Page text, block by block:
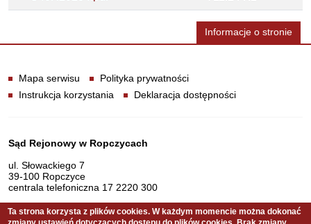
Informacje o stronie
Mapa serwisu
Polityka prywatności
Instrukcja korzystania
Deklaracja dostępności
Dane teleadresowe
Sąd Rejonowy w Ropczycach
ul. Słowackiego 7
39-100 Ropczyce
centrala telefoniczna 17 2220 300
Ta strona korzysta z plików cookies. W każdym momencie można dokonać